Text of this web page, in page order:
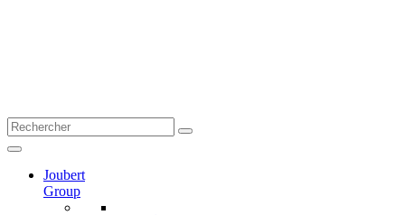
Joubert
Group